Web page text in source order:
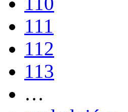
111
112
113
…